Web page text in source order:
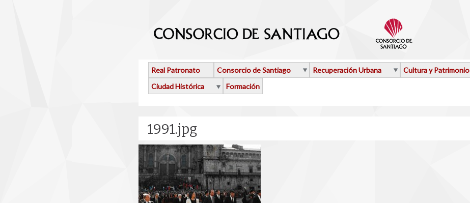
Real Patronato Consorcio de Santiago Recuperación Urbana
Cultura y Patrimonio
Ciudad Histórica
Formación
1991.jpg